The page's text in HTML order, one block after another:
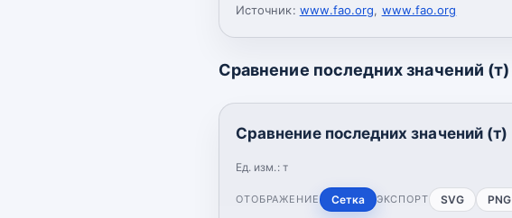
Источник: www.fao.org, www.fao.org
Сравнение последних значений (т)
Сравнение последних значений (т)
Ед. изм.: т
ОТОБРАЖЕНИЕ Сетка ЭКСПОРТ SVG PNG